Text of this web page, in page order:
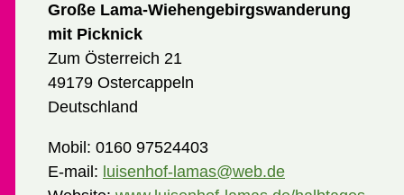
Große Lama-Wiehengebirgswanderung
mit Picknick
Zum Österreich 21
49179 Ostercappeln
Deutschland
Mobil: 0160 97524403
E-mail: luisenhof-lamas@web.de